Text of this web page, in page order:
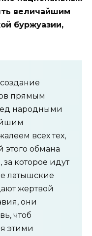
величайшим
буржуазии,
прямым
народными
всех тех,
этого обмана
которое идут
латышские
жертвой
они
чтоб
этими